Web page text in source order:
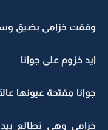
وقفت خزامى بضيق
ايد خزوم على جوانا
جوانا مفتحة عيونها
خزامى وهي تطالع